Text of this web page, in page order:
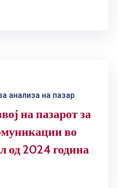
анализа на пазар
на пазарот за
во
од 2024 година